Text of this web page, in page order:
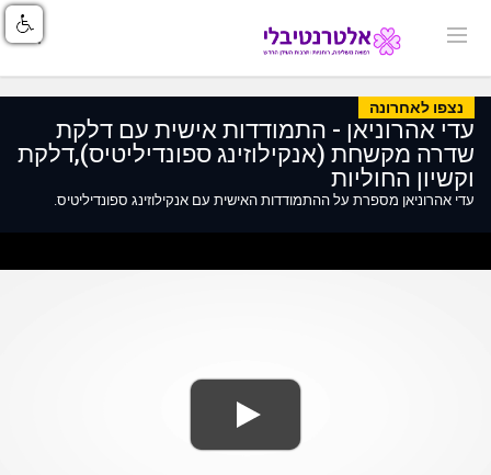
נצפו לאחרונה
עדי אהרוניאן - התמודדות אישית עם דלקת
שדרה מקשחת (אנקילוזינג ספונדיליטיס),דלקת
וקשיון החוליות
עדי אהרוניאן מספרת על ההתמודדות האישית עם אנקילוזינג ספונדיליטיס.